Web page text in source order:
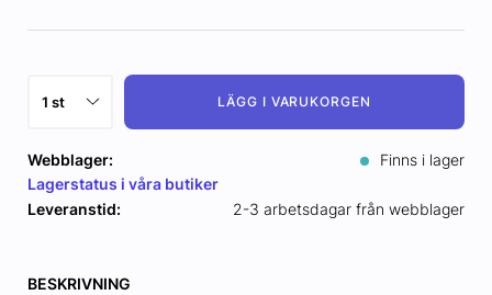
LÄGG I VARUKORGEN
Webblager:
Finns i lager
Lagerstatus i våra butiker
Leveranstid:
2-3 arbetsdagar från webblager
BESKRIVNING